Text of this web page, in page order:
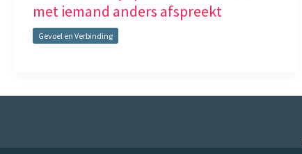
met iemand anders afspreekt
Gevoel en Verbinding